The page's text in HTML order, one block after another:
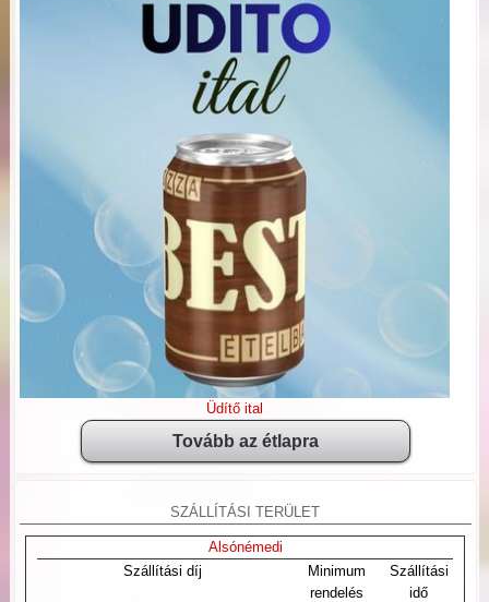
Üdítő ital
Tovább az étlapra
SZÁLLÍTÁSI TERÜLET
Alsónémedi
Szállítási díj
Minimum
rendelés
Szállítási
idő